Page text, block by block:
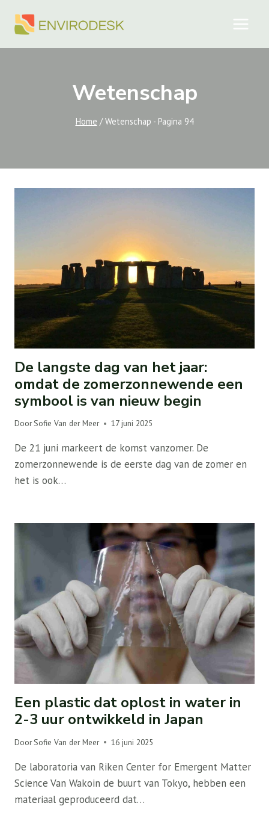
naar
Wetenschap
Home / Wetenschap - Pagina 94
De langste dag van het jaar:
omdat de zomerzonnewende een
symbool is van nieuw begin
DoorSofie Van der Meer 17 juni 2025
De 21 juni markeert de komst vanzomer. De
zomerzonnewende is de eerste dag van de zomer en
het is ook…
Een plastic dat oplost in water in
2-3 uur ontwikkeld in Japan
Door Sofie Van der Meer 16 juni 2025
De laboratoria van Riken Center for Emergent Matter
Science Van Wakoin de buurt van Tokyo, hebben een
materiaal geproduceerd dat…